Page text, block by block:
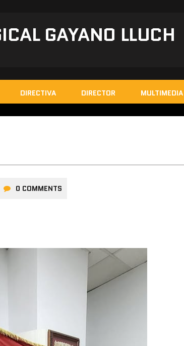
GAYANO LLUCH
DIRECTIVA DIRECTOR MULTIMEDIA
0 COMMENTS